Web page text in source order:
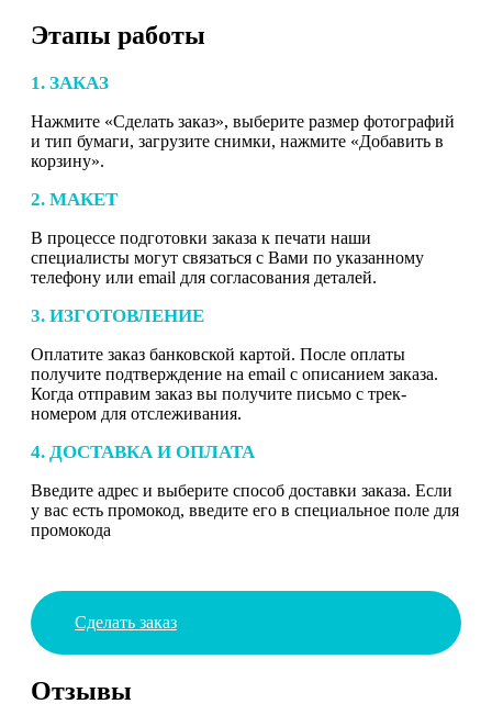
Этапы работы
1. ЗАКАЗ
Нажмите «Сделать заказ», выберите размер фотографий
и тип бумаги, загрузите снимки, нажмите «Добавить в
корзину».
2. МАКЕТ
В процессе подготовки заказа к печати наши
специалисты могут связаться с Вами по указанному
телефону или email для согласования деталей.
3. ИЗГОТОВЛЕНИЕ
Оплатите заказ банковской картой. После оплаты
получите подтверждение на email с описанием заказа.
Когда отправим заказ вы получите письмо с трек-
номером для отслеживания.
4. ДОСТАВКА И ОПЛАТА
Введите адрес и выберите способ доставки заказа. Если
у вас есть промокод, введите его в специальное поле для
промокода
Сделать заказ
Отзывы